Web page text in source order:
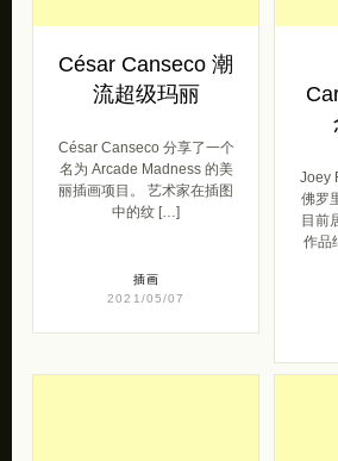
César Canseco 潮
流超级玛丽
César Canseco 分享了一个
名为 Arcade Madness 的美
丽插画项目。 艺术家在插图
中的纹 […]
插画
2021/05/07
Joey
佛罗
目前
作品